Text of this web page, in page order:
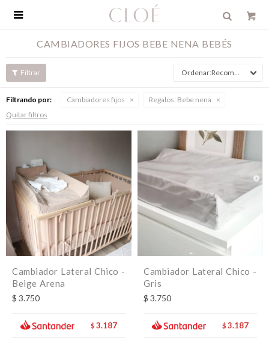

CAMBIADORES FIJOS BEBE NENA BEBÉS
Recomendados
Filtrando por: Cambiadores fijos Regalos: Bebe nena
Quitar filtros
Cambiador Lateral Chico -
Beige Arena
$ 3.750
$ 3.187
Cambiador Lateral Chico -
Gris
$ 3.750
$ 3.187